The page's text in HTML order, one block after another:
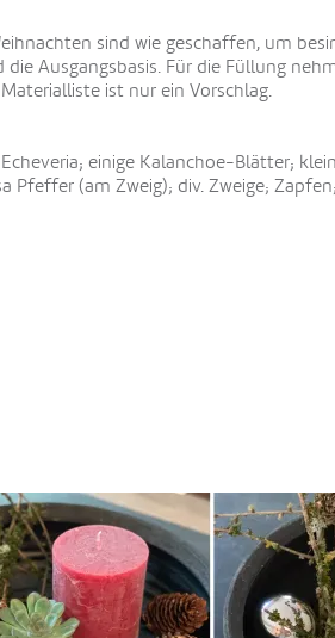
sind wie geschaffen, um
die Ausgangsbasis. Für die Füllung
ist nur ein Vorschlag.
Echeveria; einige Kalanchoe-Blätter;
Pfeffer (am Zweig); div. Zweige;